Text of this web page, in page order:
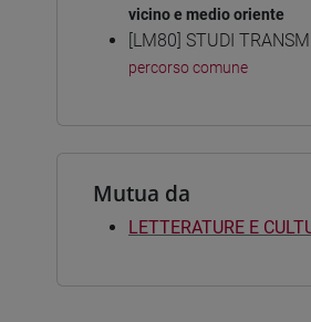
vicino e medio oriente
[LM80] STUDI
percorso comune
Mutua da
LETTERATURE E